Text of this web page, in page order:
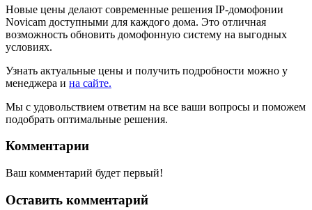
Новые цены делают современные решения IP-домофонии
Novicam доступными для каждого дома. Это отличная
возможность обновить домофонную систему на выгодных
условиях.
Узнать актуальные цены и получить подробности можно у
менеджера и на сайте.
Мы с удовольствием ответим на все ваши вопросы и поможем
подобрать оптимальные решения.
Комментарии
Ваш комментарий будет первый!
Оставить комментарий